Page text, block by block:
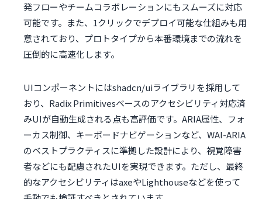
発フローやチームコラボレーションにもスムーズに対応
可能です。また、1クリックでデプロイ可能な仕組みも用
意されており、プロトタイプから本番環境までの流れを
圧倒的に高速化します。
UIコンポーネントにはshadcn/uiライブラリを採用して
おり、Radix Primitivesベースのアクセシビリティ対応済
みUIが自動生成される点も高評価です。ARIA属性、フォ
ーカス制御、キーボードナビゲーションなど、WAI-ARIA
のベストプラクティスに準拠した設計により、視覚障害
者などにも配慮されたUIを実現できます。ただし、最終
的なアクセシビリティはaxeやLighthouseなどを使って